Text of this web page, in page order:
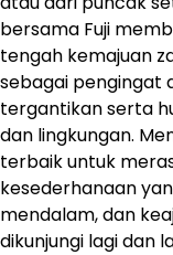
bersama Fuji
tengah kemajuan
sebagai pengingat
tergantikan serta
dan lingkungan.
terbaik untuk
kesederhanaan
mendalam, dan
dikunjungi lagi dan